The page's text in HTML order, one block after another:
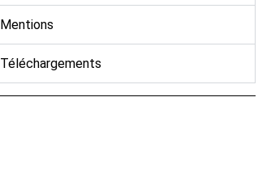
Mentions
Téléchargements